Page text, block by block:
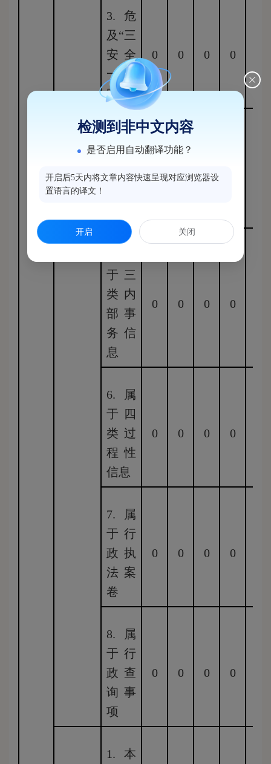
不予公
3.危
及“三
安全
一稳
定”
0 0 0 0
4.保
护第
三方
0 0 0
于三
类内
部事
务信
息
0 0 0 0
6.属
于四
类过
程性
信息
0 0 0 0
7.属
于行
政执
法案
卷
0 0 0 0
8.属
于行
政查
询事
项
0 0 0 0
1.本
检测到非中文内容
是否启用自动翻译功能？
开启后5天内将文章内容快速呈现对应浏览器设
置语言的译文！
开启 关闭